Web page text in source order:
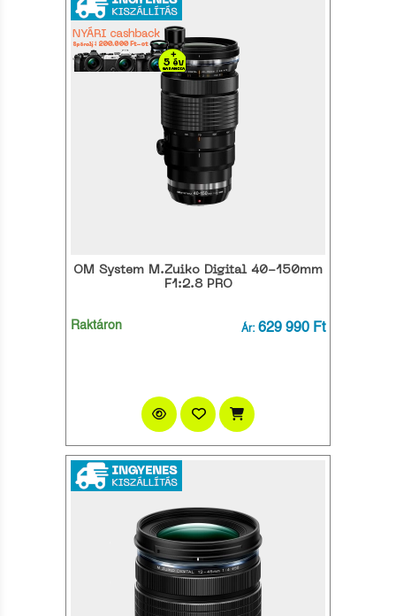
OM System M.Zuiko Digital 40-150mm
F1:2.8 PRO
Raktáron Ár: 629 990 Ft